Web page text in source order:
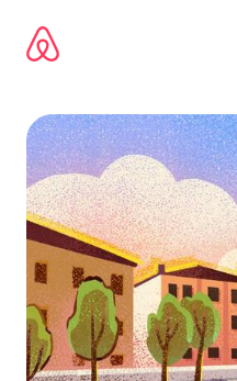
directement